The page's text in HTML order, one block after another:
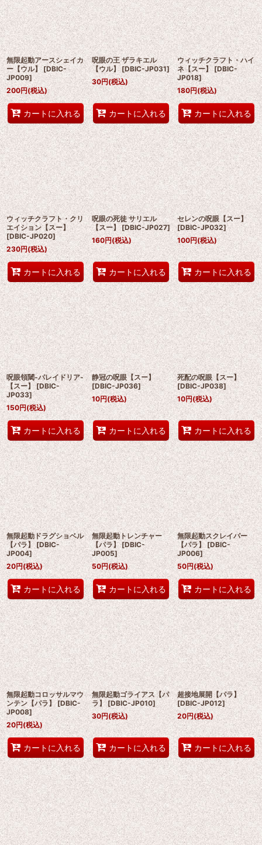
無限起動アースシェイカ
ー【ウル】 [DBIC-
JP009]
200円(税込)
カートに入れる
呪眼の王 ザラキエル
【ウル】 [DBIC-JP031]
30円(税込)
カートに入れる
ウィッチクラフト・ハイ
ネ【スー】 [DBIC-
JP018]
180円(税込)
カートに入れる
ウィッチクラフト・クリ
エイション【スー】
[DBIC-JP020]
230円(税込)
カートに入れる
呪眼の死徒 サリエル
【スー】 [DBIC-JP027]
160円(税込)
カートに入れる
セレンの呪眼【スー】
[DBIC-JP032]
100円(税込)
カートに入れる
呪眼領閾-パレイドリア-
【スー】 [DBIC-
JP033]
150円(税込)
カートに入れる
静冠の呪眼【スー】
[DBIC-JP036]
10円(税込)
カートに入れる
死配の呪眼【スー】
[DBIC-JP038]
10円(税込)
カートに入れる
無限起動ドラグショベル
【パラ】 [DBIC-
JP004]
20円(税込)
カートに入れる
無限起動トレンチャー
【パラ】 [DBIC-
JP005]
50円(税込)
カートに入れる
無限起動スクレイパー
【パラ】 [DBIC-
JP006]
50円(税込)
カートに入れる
無限起動コロッサルマウ
ンテン【パラ】 [DBIC-
JP008]
20円(税込)
カートに入れる
無限起動ゴライアス【パ
ラ】 [DBIC-JP010]
30円(税込)
カートに入れる
超接地展開【パラ】
[DBIC-JP012]
20円(税込)
カートに入れる